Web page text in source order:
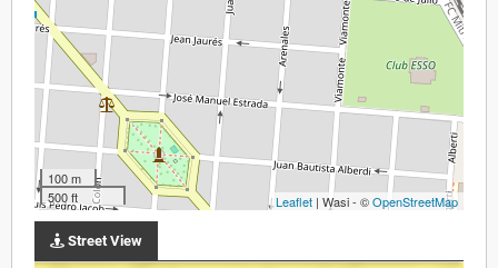
100 m
500 ft
Leaflet | Wasi - ©OpenStreetMap
Street View